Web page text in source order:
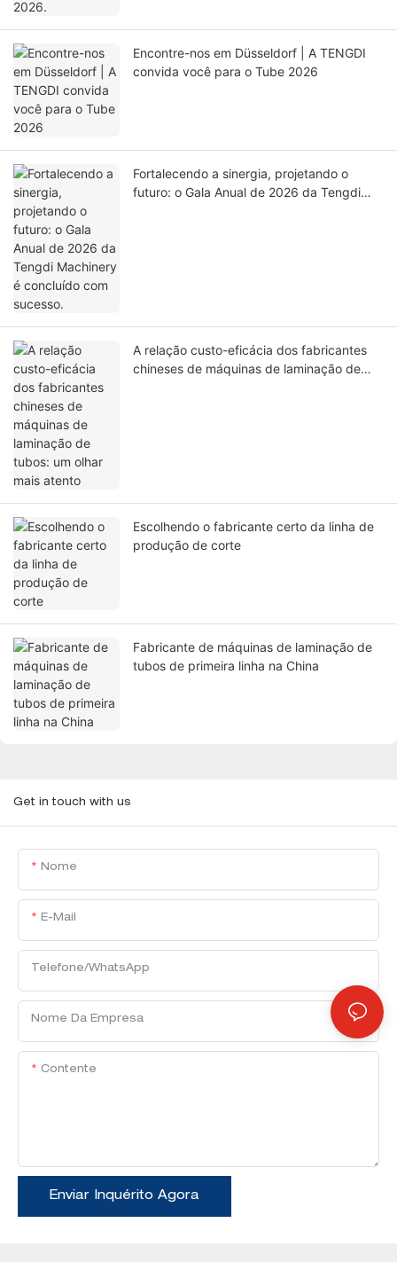
Encontre-nos em Düsseldorf | A TENGDI
convida você para o Tube 2026
Fortalecendo a sinergia, projetando o
futuro: o Gala Anual de 2026 da Tengdi
A relação custo-eficácia dos fabricantes
chineses de máquinas de laminação de
Escolhendo o fabricante certo da linha de
produção de corte
Fabricante de máquinas de laminação de
tubos de primeira linha na China
Get in touch with us
Nome
E-Mail
Telefone/WhatsApp
Nome Da Empresa
Contente
Enviar Inquérito Agora